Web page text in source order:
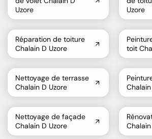
Uzore
Uzore
Réparation de toiture
Chalain D Uzore
toit
Nettoyage de terrasse
Chalain D Uzore
Nettoyage de façade
Chalain D Uzore